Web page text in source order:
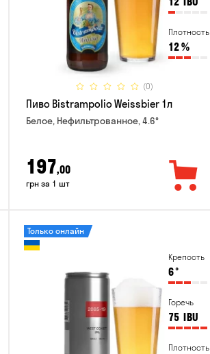
Плотность
12%
(0)
Пиво Bistrampolio Weissbier 1л
Белое, Нефильтрованное, 4.6°
197,00
грн за 1 шт
Крепость
6°
Горечь
75 IBU
Плотность
Только онлайн